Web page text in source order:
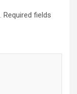
Required fields